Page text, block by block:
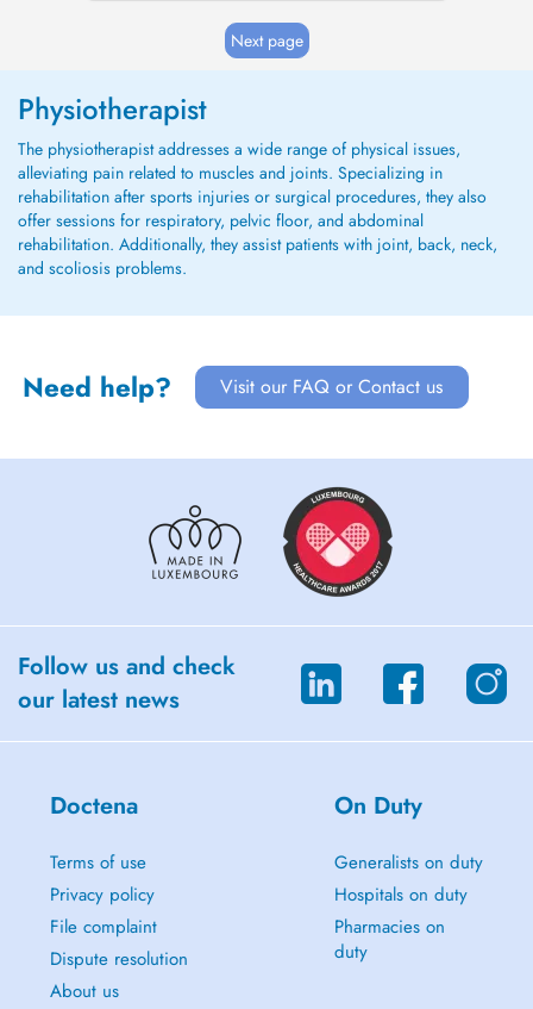
aider à retrouver vos capacités, à soulager vos
douleurs et à reprendre vos acti...
Next page
Physiotherapist
The physiotherapist addresses a wide range of physical issues,
alleviating pain related to muscles and joints. Specializing in
rehabilitation after sports injuries or surgical procedures, they also
offer sessions for respiratory, pelvic floor, and abdominal
rehabilitation. Additionally, they assist patients with joint, back, neck,
and scoliosis problems.
Need help? Visit our FAQ or Contact us
Follow us and check
our latest news
Doctena
Terms of use
Privacy policy
File complaint
Dispute resolution
About us
On Duty
Generalists on duty
Hospitals on duty
Pharmacies on
duty